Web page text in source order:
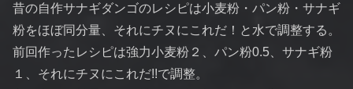
昔の自作サナギダンゴのレシピは小麦粉・パン粉・サナギ
粉をほぼ同分量、それにチヌにこれだ！と水で調整する。
前回作ったレシピは強力小麦粉２、パン粉0.5、サナギ粉
１、それにチヌにこれだ!!で調整。